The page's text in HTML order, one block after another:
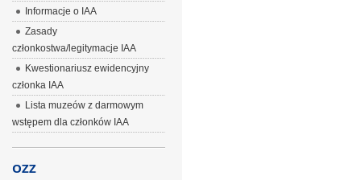
Informacje o IAA
Zasady
członkostwa/legitymacje IAA
Kwestionariusz ewidencyjny
członka IAA
Lista muzeów z darmowym
wstępem dla członków IAA
OZZ